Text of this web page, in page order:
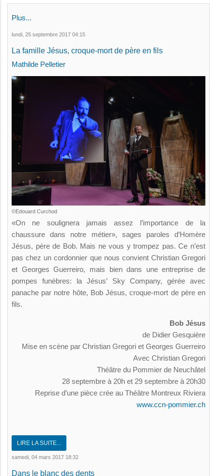
Plus...
lundi, 25 septembre 2017 04:15
La famille Jésus, croque-mort de père en fils
Mathilde Pelletier
©Edouard Curchod
«On ne soulignera jamais assez l’importance de la
chaussure dans notre métier», sages paroles d’Homère
Jésus, père de Bob. Mais ne vous y trompez pas. Ce n’est
pas chez un cordonnier que nous convient Christian Gregori
et Georges Guerreiro, mais bien dans une entreprise de
pompes funèbres: la Jésus’ Sky Company, gérée avec
panache par notre hôte, Bob Jésus, croque-mort de père en
fils.
Bob Jésus
de Didier Gesquière
Mise en scène par Christian Gregori et Georges Guerreiro
Avec Christian Gregori
Théâtre du Pommier de Neuchâtel
28 septembre à 20h et 29 septembre à 20h30
Reprise d’une pièce crée au Théâtre Montreux Riviera
www.ccn-pommier.ch
LIRE LA SUITE...
samedi, 04 mars 2017 18:32
Dans le blanc des dents